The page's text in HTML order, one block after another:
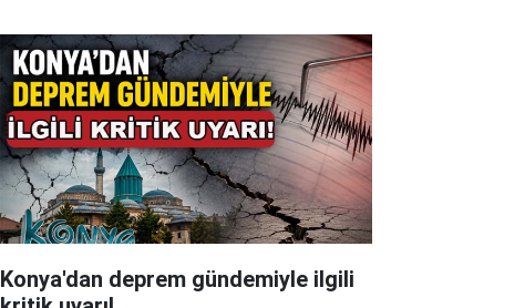
Konya'dan deprem gündemiyle ilgili